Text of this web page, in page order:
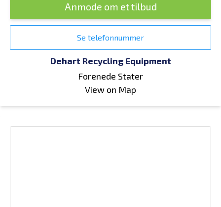
Anmode om et tilbud
Se telefonnummer
Dehart Recycling Equipment
Forenede Stater
View on Map